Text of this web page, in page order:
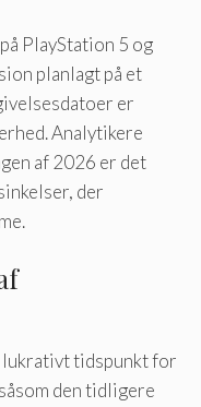
PlayStation 5 og
planlagt på et
er
Analytikere
af ​​2026 er det
der
lukrativt tidspunkt for
den tidligere